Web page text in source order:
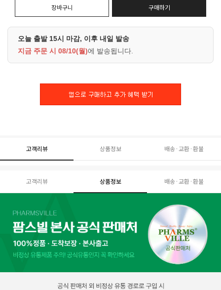
장바구니 구매하기
오늘 출발 15시 마감, 이후 내일 발송
지금 주문 시 08/10(월)에 발송됩니다.
고객리뷰 상품정보 배송·교환·환불
고객리뷰 상품정보 배송·교환·환불